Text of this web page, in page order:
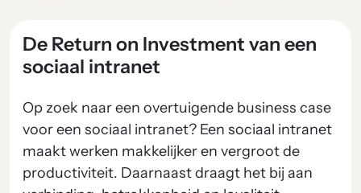
De Return on Investment van een
sociaal intranet
Op zoek naar een overtuigende business case
voor een sociaal intranet? Een sociaal intranet
maakt werken makkelijker en vergroot de
productiviteit. Daarnaast draagt het bij aan